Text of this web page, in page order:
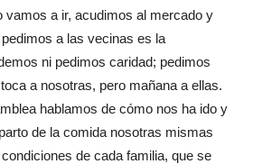
vamos a ir, acudimos al mercado y
a las vecinas es la
ni pedimos caridad; pedimos
a nosotras, pero mañana a ellas.
hablamos de cómo nos ha ido y
de la comida nosotras mismas
de cada familia, que se